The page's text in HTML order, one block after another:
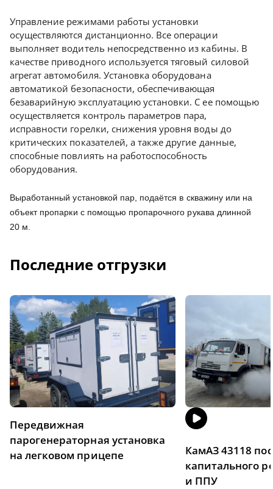
Управление режимами работы установки
осуществляются дистанционно. Все операции
выполняет водитель непосредственно из кабины. В
качестве приводного используется тяговый силовой
агрегат автомобиля. Установка оборудована
автоматикой безопасности, обеспечивающая
безаварийную эксплуатацию установки. С ее помощью
осуществляется контроль параметров пара,
исправности горелки, снижения уровня воды до
критических показателей, а также другие данные,
способные повлиять на работоспособность
оборудования.
Выработанный установкой пар, подаётся в скважину или на
объект пропарки с помощью пропарочного рукава длинной
20 м.
Последние отгрузки
Передвижная
парогенераторная установка
на легковом прицепе
КамАЗ 43118
капитального
и ППУ